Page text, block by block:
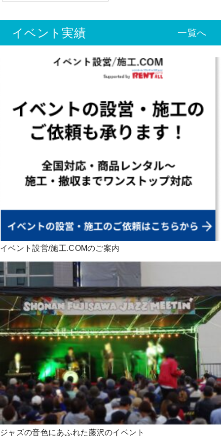
イベント実績 一覧へ
イベント設営/施工.COMのご案内
ジャズの音色にあふれた藤沢のイベント